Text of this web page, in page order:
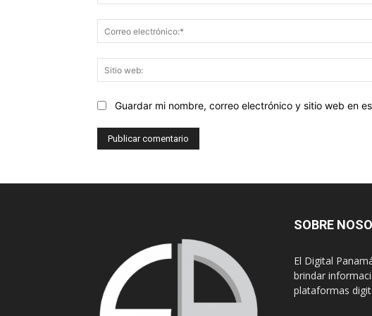
Guardar mi nombre, correo electrónico y sitio web en
SOBRE
El Digital
brindar
plataformas